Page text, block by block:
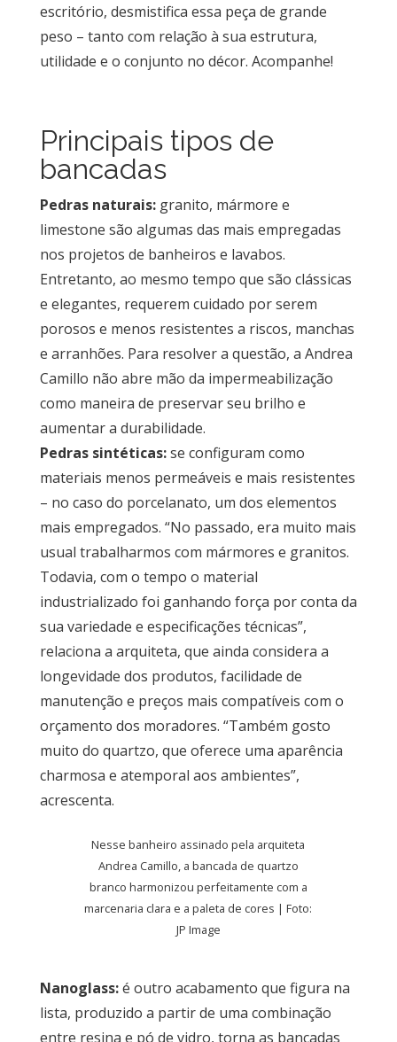
Sobre
Contato
escritório, desmistifica essa peça de grande
peso – tanto com relação à sua estrutura,
utilidade e o conjunto no décor. Acompanhe!
Principais tipos de
bancadas
Pedras naturais:granito, mármore e
limestone são algumas das mais empregadas
nos projetos de banheiros e lavabos.
Entretanto, ao mesmo tempo que são clássicas
e elegantes, requerem cuidado por serem
porosos e menos resistentes a riscos, manchas
e arranhões. Para resolver a questão, a Andrea
Camillo não abre mão da impermeabilização
como maneira de preservar seu brilho e
aumentar a durabilidade.
Pedras sintéticas:se configuram como
materiais menos permeáveis e mais resistentes
– no caso do porcelanato, um dos elementos
mais empregados. “No passado, era muito mais
usual trabalharmos com mármores e granitos.
Todavia, com o tempo o material
industrializado foi ganhando força por conta da
sua variedade e especificações técnicas”,
relaciona a arquiteta, que ainda considera a
longevidade dos produtos, facilidade de
manutenção e preços mais compatíveis com o
orçamento dos moradores. “Também gosto
muito do quartzo, que oferece uma aparência
charmosa e atemporal aos ambientes”,
acrescenta.
Nesse banheiro assinado pela arquiteta
Andrea Camillo, a bancada de quartzo
branco harmonizou perfeitamente com a
marcenaria clara e a paleta de cores | Foto:
JP Image
Nanoglass:é outro acabamento que figura na
lista, produzido a partir de uma combinação
entre resina e pó de vidro, torna as bancadas